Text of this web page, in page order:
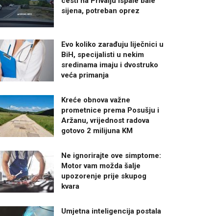
sijena, potreban oprez
Evo koliko zarađuju liječnici u
BiH, specijalisti u nekim
sredinama imaju i dvostruko
veća primanja
Kreće obnova važne
prometnice prema Posušju i
Aržanu, vrijednost radova
gotovo 2 milijuna KM
Ne ignorirajte ove simptome:
Motor vam možda šalje
upozorenje prije skupog
kvara
Umjetna inteligencija postala